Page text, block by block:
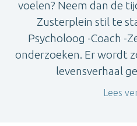
voelen? Neem dan de
Zusterplein stil te
Psycholoog -Coach -
onderzoeken. Er wordt
levensverhaal
Lees